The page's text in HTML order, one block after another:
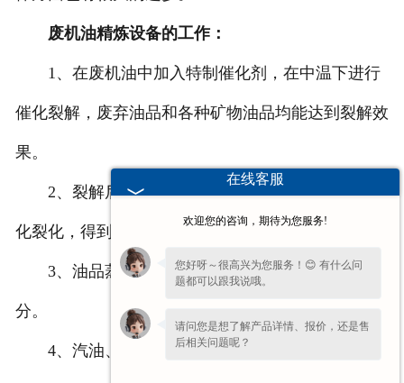
废机油精炼设备的工作：
1、在废机油中加入特制催化剂，在中温下进行
催化裂解，废弃油品和各种矿物油品均能达到裂解效
果。
2、裂解后得到的气体组分在固定床中进一步催
化裂化，得到油品蒸汽。
3、油品蒸汽进行分馏，分别收集汽油、柴油馏
分。
4、汽油、柴油馏分分别进行精制。
在线客服
欢迎您的咨询，期待为您服务!
您好呀～很高兴为您服务！😊 有什么问
题都可以跟我说哦。
请问您是想了解产品详情、报价，还是售
后相关问题呢？